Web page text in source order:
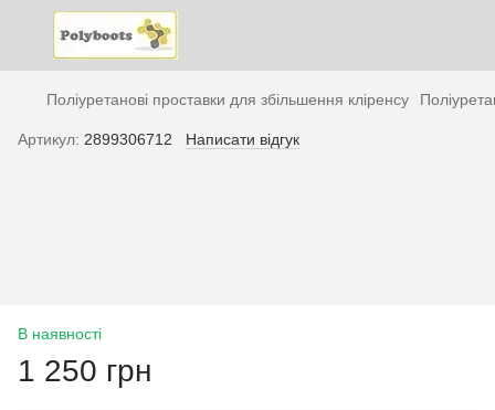
Поліуретанові проставки для збільшення кліренсу
Артикул: 2899306712 Написати відгук
В наявності
1 250 грн